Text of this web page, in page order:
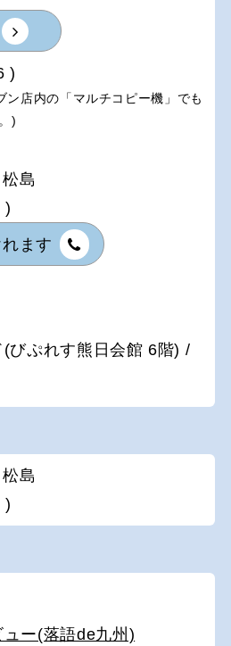
)
店内の「マルチコピー機」でも
)
島
)
ます
びぷれす熊日会館 6階) /
島
)
ー(落語de九州)